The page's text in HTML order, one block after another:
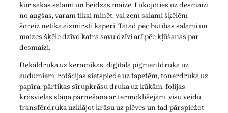
kur sākas salami un beidzas maize. Lūkojoties uz desmaizi
no augšas, varam tikai minēt, vai zem salami šķēlēm
šoreiz netika aizmirsti kaperi. Tātad pēc būtības salami un
maizes šķēle dzīvo katra savu dzīvi arī pēc kļūšanas par
desmaizi.
Dekāldruka uz keramikas, digitālā pigmentdruka uz
audumiem, rotācijas sietspiede uz tapetēm, tonerdruka uz
papīra, pārtikas sīrupkrāsu druka uz kūkām, folijas
krāsvielas slāņa pārnešana ar termoklišejām, visu veidu
transfērdruka uzklājot krāsu uz plēves un tad pārspiežot